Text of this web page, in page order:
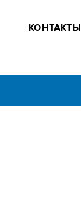
КОНТАКТЫ